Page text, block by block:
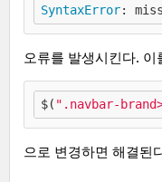
SyntaxError
오류를 발생시킨다.
$( ".navbar-
으로 변경하면 해결된